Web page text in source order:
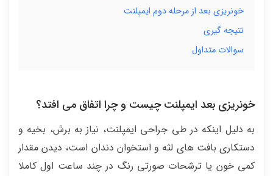
خونریزی بعد از مرحله دوم ایمپلنت
نتیجه گیری
سوالات متداول
خونریزی بعد ایمپلنت چیست و چرا اتفاق می افتد؟
به دلیل اینکه در طی جراحی ایمپلنت، نیاز به برش، بخیه و
دستکاری بافت های لثه و استخوان دندان است، دیدن مقدار
کمی خون یا ترشحات صورتی رنگ در چند ساعت اول کاملا